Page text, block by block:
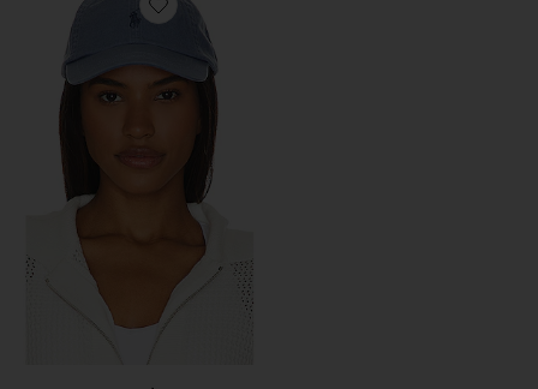
Favorite ハット